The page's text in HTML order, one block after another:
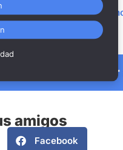
modificar la fecha y la
amigos
Facebook